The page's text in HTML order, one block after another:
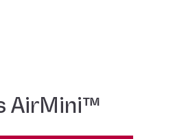
AirMini™